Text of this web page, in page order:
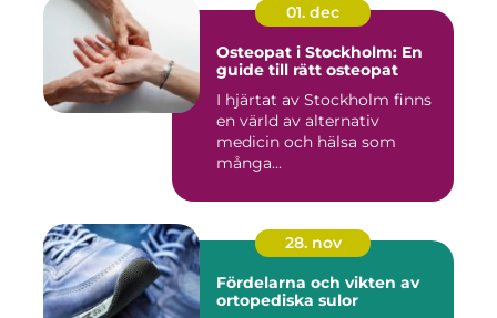
01. dec
Osteopat i Stockholm: En
guide till rätt osteopat
I hjärtat av Stockholm finns
en värld av alternativ
medicin och hälsa som
många...
28. nov
Fördelarna och vikten av
ortopediska sulor